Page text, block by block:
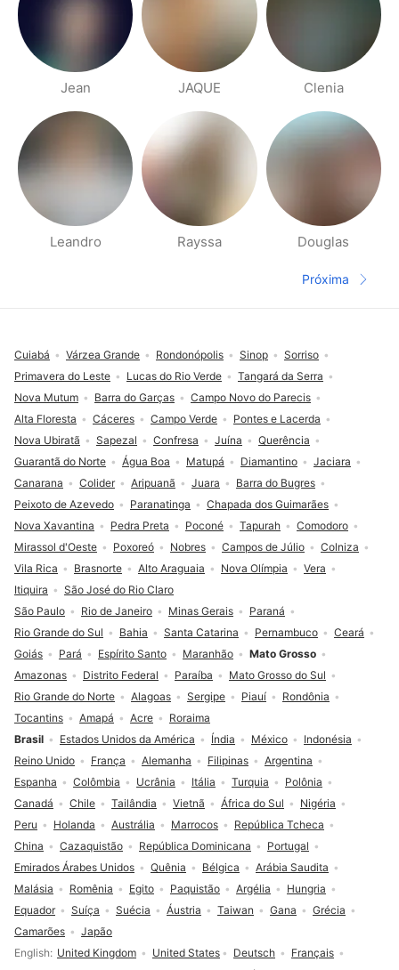
Jean JAQUE Clenia
Leandro Rayssa Douglas
Página
Próxima
Seleção de idioma
English United Kingdom United States Deutsch
Français
Brasil Estados Unidos da América Índia México
Indonésia
Reino Unido
França Alemanha Filipinas
Argentina
Espanha
Colômbia Ucrânia Itália Turquia
Polônia
Canadá
Chile Tailândia Vietnã África do Sul
Nigéria
Peru
Holanda Austrália Marrocos
República Tcheca
China
Cazaquistão República Dominicana
Portugal
Emirados Árabes Unidos
Quênia Bélgica
Arábia Saudita
Malásia
Romênia Egito Paquistão Argélia
Hungria
Equador
Suíça Suécia Áustria Taiwan Gana
Grécia
Camarões
Japão
São Paulo Rio de Janeiro Minas Gerais
Paraná
Rio Grande do Sul
Bahia Santa Catarina Pernambuco
Ceará
Goiás
Pará Espírito Santo Maranhão
Mato Grosso
Amazonas
Distrito Federal Paraíba
Mato Grosso do Sul
Rio Grande do Norte
Alagoas Sergipe Piauí
Rondônia
Tocantins
Amapá Acre Roraima
Cuiabá Várzea Grande Rondonópolis Sinop
Sorriso
Primavera do Leste
Lucas do Rio Verde
Tangará da Serra
Nova Mutum
Barra do Garças
Campo Novo do Parecis
Alta Floresta
Cáceres Campo Verde
Pontes e Lacerda
Nova Ubiratã
Sapezal Confresa Juína
Querência
Guarantã do Norte
Água Boa Matupá Diamantino
Jaciara
Canarana
Colider Aripuanã Juara
Barra do Bugres
Peixoto de Azevedo
Paranatinga
Chapada dos Guimarães
Nova Xavantina
Pedra Preta Poconé Tapurah
Comodoro
Mirassol d'Oeste
Poxoreó Nobres Campos de Júlio
Colniza
Vila Rica
Brasnorte Alto Araguaia Nova Olímpia
Vera
Itiquira
São José do Rio Claro